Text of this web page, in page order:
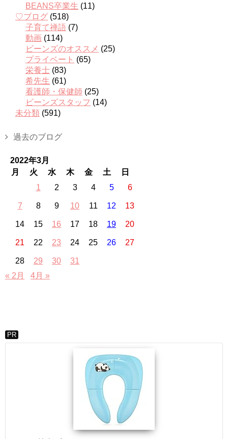
BEANS卒業生 (11)
♡ブログ (518)
子育て禅語 (7)
動画 (114)
ビーンズのオススメ (25)
プライベート (65)
栄養士 (83)
希先生 (61)
看護師・保健師 (25)
ビーンズスタッフ (14)
未分類 (591)
過去のブログ
2022年3月
月
火 水 木 金 土
日
1
2 3 4 5 6
7 8 9 10 11 12 13
14 15 16 17 18 19 20
21 22 23 24 25 26 27
28 29 30
31
« 2月
4月 »
PR